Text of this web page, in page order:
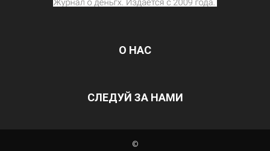
О НАС
СЛЕДУЙ ЗА НАМИ
©